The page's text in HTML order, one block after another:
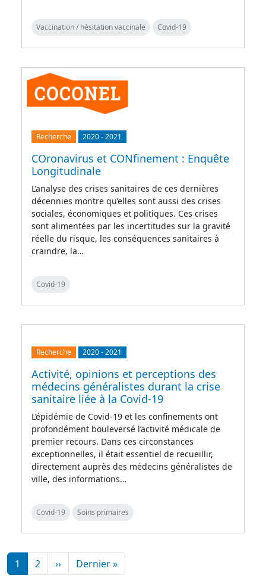
Vaccination / hésitation vaccinale Covid-19
Recherche 2020-2021
COronavirus et CONfinement : Enquête
Longitudinale
L’analyse des crises sanitaires de ces dernières
décennies montre qu’elles sont aussi des crises
sociales, économiques et politiques. Ces crises
sont alimentées par les incertitudes sur la gravité
réelle du risque, les conséquences sanitaires à
craindre, la…
Covid-19
Recherche 2020-2021
Activité, opinions et perceptions des
médecins généralistes durant la crise
sanitaire liée à la Covid-19
L’épidémie de Covid-19 et les confinements ont
profondément bouleversé l’activité médicale de
premier recours. Dans ces circonstances
exceptionnelles, il était essentiel de recueillir,
directement auprès des médecins généralistes de
ville, des informations…
Covid-19 Soins primaires
Pagination
1 2 ››Page suivante
Dernier »Dernière page